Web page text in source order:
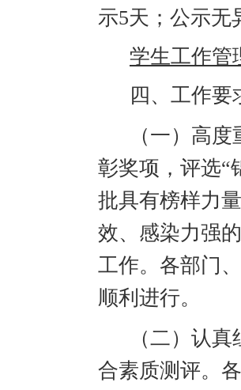
示5天；公示无
学生工作管
四、工作要
（一）高
彰奖项， 评选“
批具有榜样力
效、感染力强
工作。各部门
顺利进行。
（二）认
合素质测评。